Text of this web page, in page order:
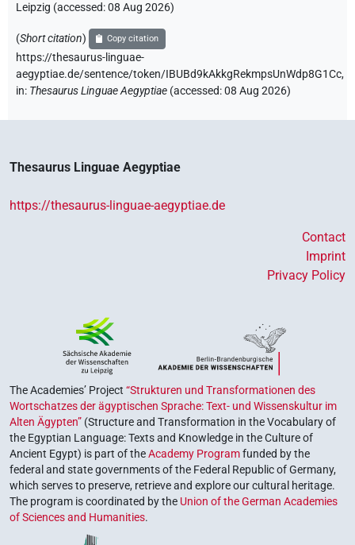
Leipzig (accessed:08 Aug 2026)
(Short citation) Copy citation
https://thesaurus-linguae-
aegyptiae.de/sentence/token/IBUBd9kAkkgRekmpsUnWdp8G1Cc,
in: Thesaurus Linguae Aegyptiae (accessed:08 Aug 2026)
Thesaurus Linguae Aegyptiae
https://thesaurus-linguae-aegyptiae.de
Contact
Imprint
Privacy Policy
The Academies’ Project “Strukturen und Transformationen des
Wortschatzes der ägyptischen Sprache: Text- und Wissenskultur im
Alten Ägypten” (Structure and Transformation in the Vocabulary of
the Egyptian Language: Texts and Knowledge in the Culture of
Ancient Egypt) is part of theAcademy Programfunded by the
federal and state governments of the Federal Republic of Germany,
which serves to preserve, retrieve and explore our cultural heritage.
The program is coordinated by the Union of the German Academies
of Sciences and Humanities.